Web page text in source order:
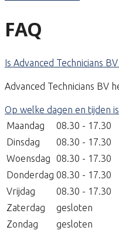
FAQ
Is Advanced Technicians
Advanced Technicians BV
Op welke dagen en tijden
Maandag
08.30 - 17.30
Dinsdag
08.30 - 17.30
Woensdag
08.30 - 17.30
Donderdag 08.30 - 17.30
Vrijdag
08.30 - 17.30
Zaterdag
gesloten
Zondag
gesloten